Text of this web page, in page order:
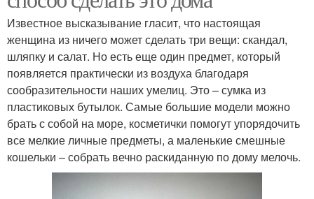
Известное высказывание гласит, что настоящая
женщина из ничего может сделать три вещи: скандал,
шляпку и салат. Но есть еще один предмет, который
появляется практически из воздуха благодаря
сообразительности наших умелиц. Это – сумка из
пластиковых бутылок. Самые большие модели можно
брать с собой на море, косметички помогут упорядочить
все мелкие личные предметы, а маленькие смешные
кошельки – собрать вечно раскиданную по дому мелочь.